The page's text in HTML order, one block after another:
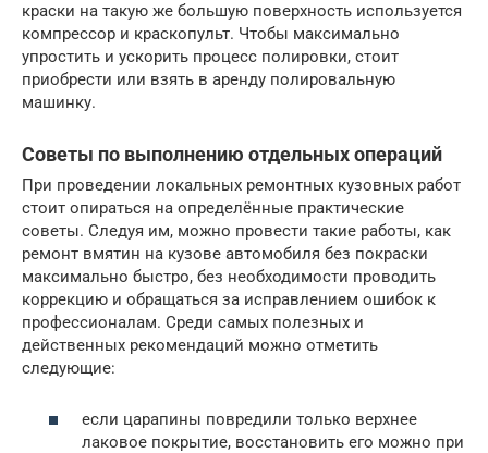
краски на такую же большую поверхность используется
компрессор и краскопульт. Чтобы максимально
упростить и ускорить процесс полировки, стоит
приобрести или взять в аренду полировальную
машинку.
Советы по выполнению отдельных операций
При проведении локальных ремонтных кузовных работ
стоит опираться на определённые практические
советы. Следуя им, можно провести такие работы, как
ремонт вмятин на кузове автомобиля без покраски
максимально быстро, без необходимости проводить
коррекцию и обращаться за исправлением ошибок к
профессионалам. Среди самых полезных и
действенных рекомендаций можно отметить
следующие:
если царапины повредили только верхнее
лаковое покрытие, восстановить его можно при